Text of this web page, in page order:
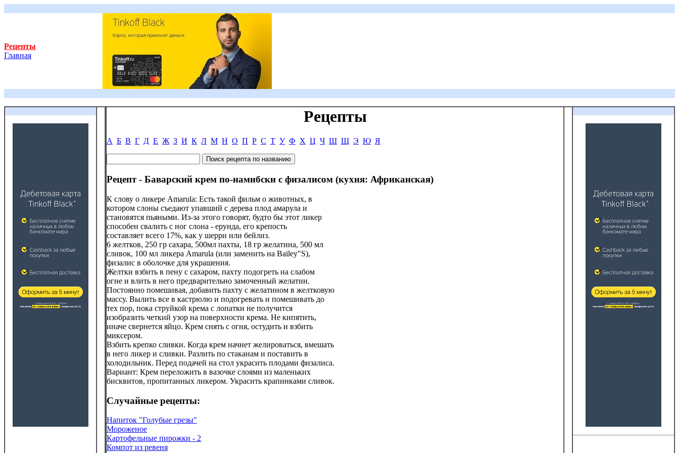
Рецепты
Главная
Рецепты
А Б В Г Д Е Ж З И К Л М Н О П Р С Т У Ф Х Ц Ч Ш Щ Э Ю Я
Рецепт - Баварский крем по-намибски с физалисом (кухня: Африканская)
К слову о ликере Amarula: Есть такой фильм о животных, в
котором слоны съедают упавший с дерева плод амарула и
становятся пьяными. Из-за этого говорят, будто бы этот ликер
способен свалить с ног слона - ерунда, его крепость
составляет всего 17%, как у шерри или бейлиз.
6 желтков, 250 гр сахара, 500мл пахты, 18 гр желатина, 500 мл
сливок, 100 мл ликера Amarula (или заменить на Bailey"S),
физалис в оболочке для украшения.
Желтки взбить в пену с сахаром, пахту подогреть на слабом
огне и влить в него предварительно замоченный желатин.
Постоянно помешивая, добавить пахту с желатином в желтковую
массу. Вылить все в кастрюлю и подогревать и помешивать до
тех пор, пока струйкой крема с лопатки не получится
изобразить четкий узор на поверхности крема. Не кипятить,
иначе свернется яйцо. Крем снять с огня, остудить и взбить
миксером.
Взбить крепко сливки. Когда крем начнет желироваться, вмешать
в него ликер и сливки. Разлить по стаканам и поставить в
холодильник. Перед подачей на стол украсить плодами физалиса.
Вариант: Крем переложить в вазочке слоями из маленьких
бисквитов, пропитанных ликером. Украсить крапинками сливок.
Случайные рецепты:
Напиток "Голубые грезы"
Мороженое
Картофельные пирожки - 2
Компот из ревеня